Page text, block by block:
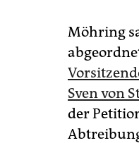
Möhring
Sven von
der